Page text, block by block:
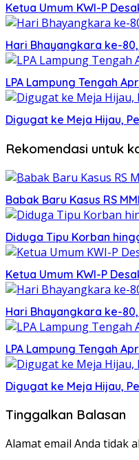
Ketua Umum KWI-P
Hari Bhayangkara ke-
LPA Lampung Tengah
Digugat ke Meja Hijau,
Rekomendasi untuk
Babak Baru Kasus RS
Diduga Tipu Korban
Ketua Umum KWI-P
Hari Bhayangkara ke-
LPA Lampung Tengah
Digugat ke Meja Hijau,
Tinggalkan Balasan
Alamat email Anda tidak